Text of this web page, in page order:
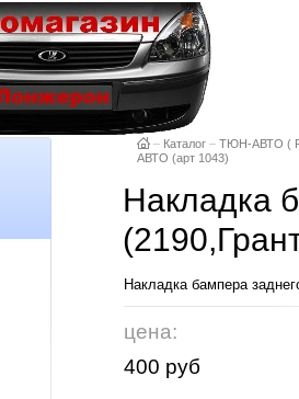
– Каталог – ТЮН-АВТО (
АВТО (арт 1043)
Накладка
Накладка бампера
цена:
400 руб